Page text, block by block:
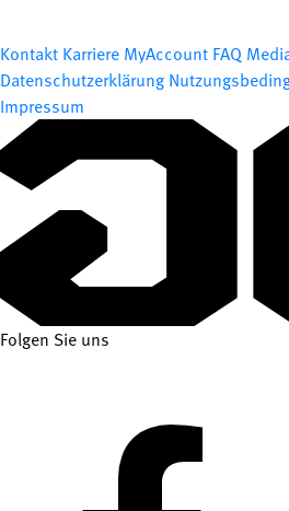
Kontakt Karriere MyAccount FAQ
Datenschutzerklärung
Impressum
Folgen Sie uns